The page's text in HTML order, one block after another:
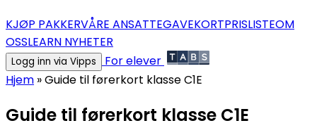
KJØP PAKKERVÅRE ANSATTEGAVEKORTPRISLISTEOM
OSSLEARN NYHETER
Logg inn via Vipps
For elever
Hjem »Guide til førerkort klasse C1E
Guide til førerkort klasse C1E